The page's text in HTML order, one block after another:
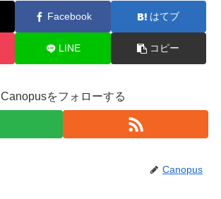
Facebook はてブ
LINE コピー
Canopusをフォローする
Canopus